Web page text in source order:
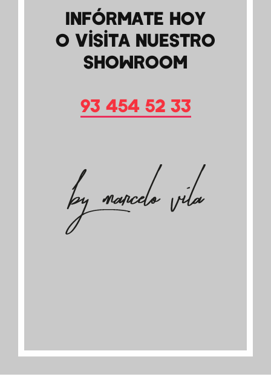
Infórmate hoy
o visita nuestro
showroom
93 454 52 33